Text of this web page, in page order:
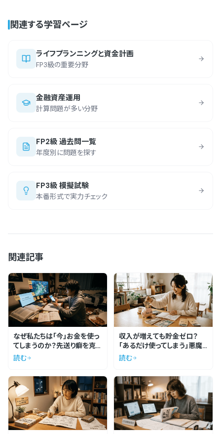
関連する学習ページ
ライフプランニングと資金計画
FP3級の重要分野
金融資産運用
計算問題が多い分野
FP2級 過去問一覧
年度別に問題を探す
FP3級 模擬試験
本番形式で実力チェック
関連記事
なぜ私たちは「今」お金を使っ
てしまうのか？先送り癖を克
服する先取り貯蓄術
読む
収入が増えても貯金ゼロ？
「あるだけ使ってしまう」悪魔
の法則から抜け出す方法
読む